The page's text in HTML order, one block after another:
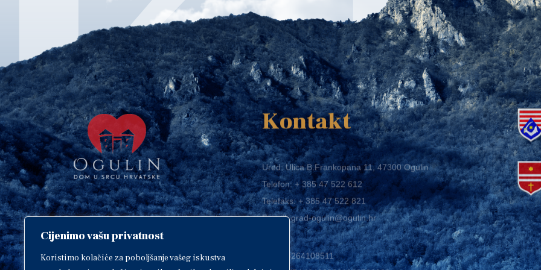
Cijenimo vašu privatnost
Koristimo kolačiće za poboljšanje vašeg iskustva
Copyright © 2018. Grad Ogulin,
sva prava pridržana.
Kontakt
Ured: Ulica B.Frankopana 11, 47300 Ogulin
Telefon:+ 385 47 522 612
Telefaks:+ 385 47 522 821
E-mail:grad-ogulin@ogulin.hr
OIB: 58264108511
IBAN: HR1424020061829700009